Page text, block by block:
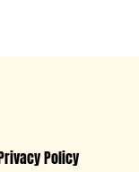
Policy